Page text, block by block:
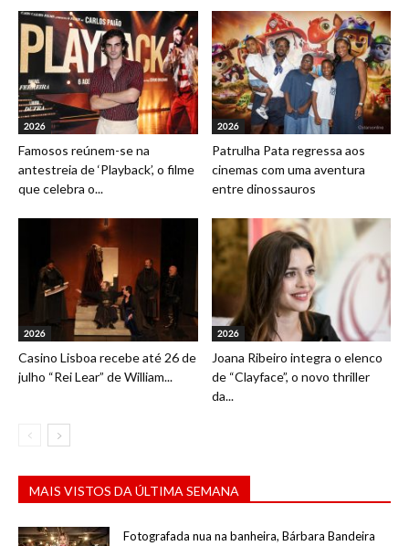
2026
Famosos reúnem-se na
antestreia de ‘Playback’, o filme
que celebra o...
2026
Patrulha Pata regressa aos
cinemas com uma aventura
entre dinossauros
2026
Casino Lisboa recebe até 26 de
julho “Rei Lear” de William...
2026
Joana Ribeiro integra o elenco
de “Clayface”, o novo thriller
da...
MAIS VISTOS DA ÚLTIMA SEMANA
Fotografada nua na banheira, Bárbara Bandeira